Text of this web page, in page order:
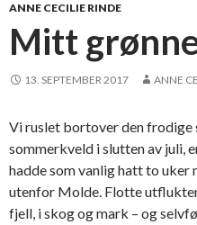
ANNE CECILIE RINDE
Mitt
13. SEPTEMBER 2017 ANNE
Vi ruslet bortover den frodige
sommerkveld i slutten av juli,
hadde som vanlig hatt to uker
utenfor Molde. Flotte
fjell, i skog og mark – og